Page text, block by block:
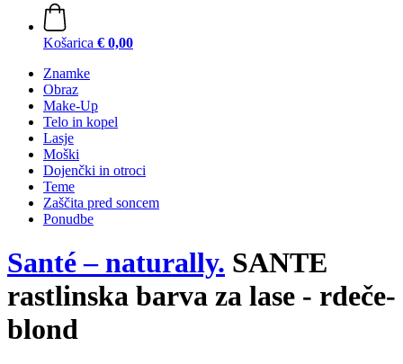
Košarica € 0,00
Znamke
Obraz
Make-Up
Telo in kopel
Lasje
Moški
Dojenčki in otroci
Teme
Zaščita pred soncem
Ponudbe
Santé – naturally. SANTE
rastlinska barva za lase - rdeče-
blond